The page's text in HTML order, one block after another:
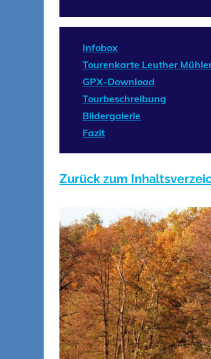
Infobox
Tourenkarte Leuther
GPX-Download
Tourbeschreibung
Bildergalerie
Fazit
Zurück zum